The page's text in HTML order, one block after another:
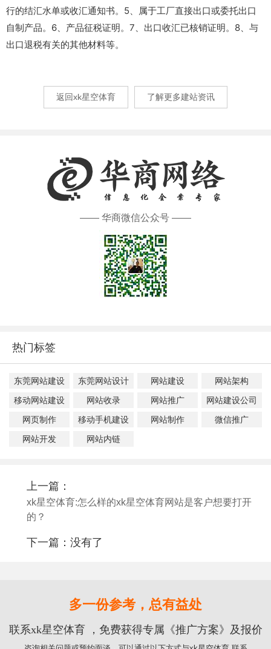
行的结汇水单或收汇通知书。5、属于工厂直接出口或委托出口
自制产品。6、产品征税证明。7、出口收汇已核销证明。8、与
出口退税有关的其他材料等。
返回xk星空体育 了解更多建站资讯
—— 华商微信公众号 ——
热门标签
东莞网站建设 东莞网站设计 网站建设
网站架构
移动网站建设
网站收录 网站推广
网站建设公司
网页制作
移动手机建设 网站制作
微信推广
网站开发
网站内链
上一篇：
xk星空体育:怎么样的xk星空体育网站是客户想要打开
的？
下一篇：没有了
多一份参考，总有益处
联系xk星空体育 ，免费获得专属《推广方案》及报价